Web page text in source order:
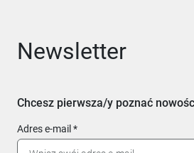
Newsletter
Chcesz pierwsza/y poznać
Adres e-mail